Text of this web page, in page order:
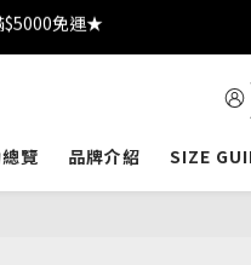
$2000 折 $100 ★
$2000 折 $100 ★
覽 品牌介紹 SIZE